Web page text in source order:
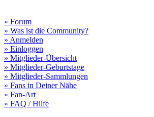
» Forum
» Was ist die Community?
» Anmelden
» Einloggen
» Mitglieder-Übersicht
» Mitglieder-Geburtstage
» Mitglieder-Sammlungen
» Fans in Deiner Nähe
» Fan-Art
» FAQ / Hilfe